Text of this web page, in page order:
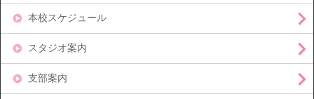
本校スケジュール
スタジオ案内
支部案内